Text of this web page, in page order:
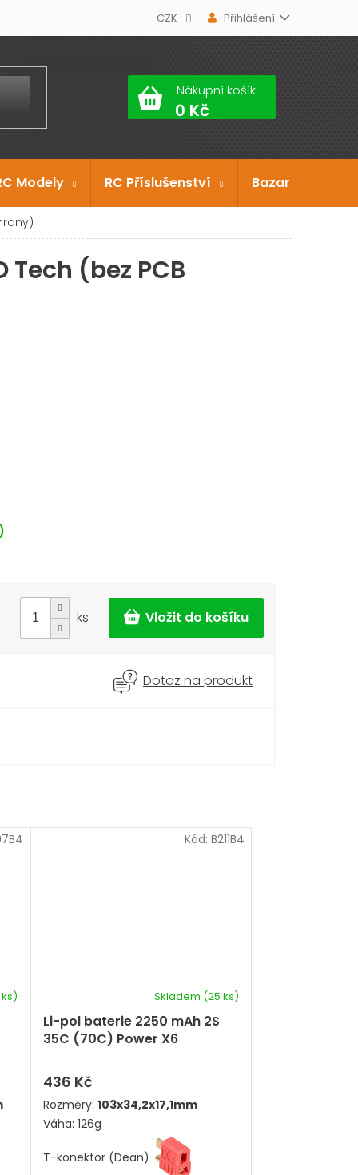
CZK Přihlášení
Nákupní košík
Modely RC Příslušenství Bazar
(bez PCB
ks
Dotaz na produkt
Li-pol baterie 2250 mAh 2S
35C (70C) Power X6
Skladem (25 ks)
436 Kč
Rozměry: 103x34,2x17,1mm
Váha: 126g
T-konektor (Dean)
Kód: B211B4